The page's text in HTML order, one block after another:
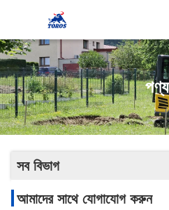
পণ্য
সব বিভাগ
আমাদের সাথে যোগাযোগ করুন